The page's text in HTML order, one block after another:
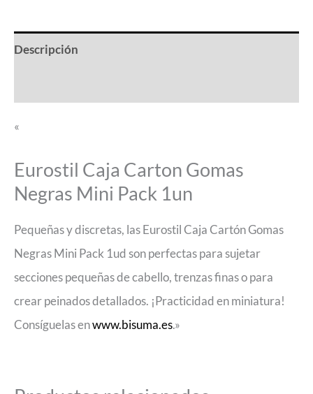
Descripción
«
Eurostil Caja Carton Gomas
Negras Mini Pack 1un
Pequeñas y discretas, las Eurostil Caja Cartón Gomas
Negras Mini Pack 1ud son perfectas para sujetar
secciones pequeñas de cabello, trenzas finas o para
crear peinados detallados. ¡Practicidad en miniatura!
Consíguelas enwww.bisuma.es.»